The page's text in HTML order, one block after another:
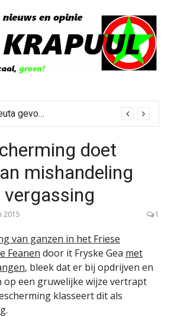
Bestorming Ceuta gevolg van op sociale media verspreide hoax?
doet
mishandeling
vergassing
2015 1
van ganzen in het Friese
Feanen door it Fryske Gea met
, bleek dat er bij opdrijven en
op een gruwelijke wijze vertrapt
klasseert dit als